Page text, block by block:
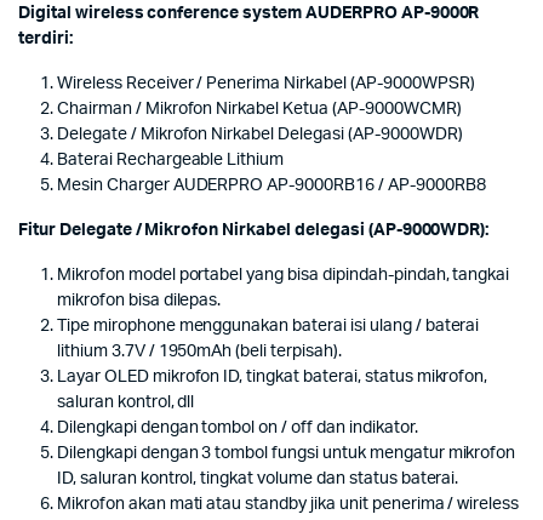
Digital wireless conference system AUDERPRO AP-9000R
terdiri:
Wireless Receiver / Penerima Nirkabel (AP-9000WPSR)
Chairman / Mikrofon Nirkabel Ketua (AP-9000WCMR)
Delegate / Mikrofon Nirkabel Delegasi (AP-9000WDR)
Baterai Rechargeable Lithium
Mesin Charger AUDERPRO AP-9000RB16 / AP-9000RB8
Fitur Delegate / Mikrofon Nirkabel delegasi (AP-9000WDR):
Mikrofon model portabel yang bisa dipindah-pindah, tangkai
mikrofon bisa dilepas.
Tipe mirophone menggunakan baterai isi ulang / baterai
lithium 3.7V / 1950mAh (beli terpisah).
Layar OLED mikrofon ID, tingkat baterai, status mikrofon,
saluran kontrol, dll
Dilengkapi dengan tombol on / off dan indikator.
Dilengkapi dengan 3 tombol fungsi untuk mengatur mikrofon
ID, saluran kontrol, tingkat volume dan status baterai.
Mikrofon akan mati atau standby jika unit penerima / wireless